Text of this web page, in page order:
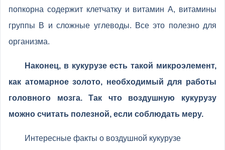
попкорна содержит клетчатку и витамин А, витамины
группы В и сложные углеводы. Все это полезно для
организма.
Наконец, в кукурузе есть такой микроэлемент,
как атомарное золото, необходимый для работы
головного мозга.Так что воздушную кукурузу
можно считать полезной, если соблюдать меру.
Интересные факты о воздушной кукурузе